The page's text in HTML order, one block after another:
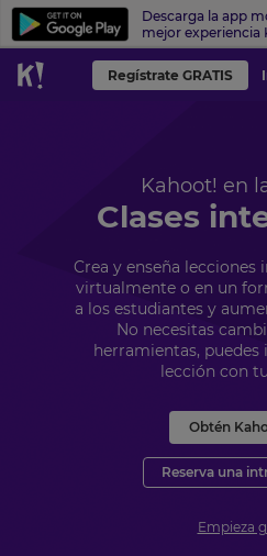
Descarga la app
mejor experiencia
Regístrate GRATIS
Kahoot! en
Clases
Crea y enseña lecciones
virtualmente o en un
a los estudiantes y
No necesitas
herramientas,
lección con
Obtén
Reserva una
Empieza